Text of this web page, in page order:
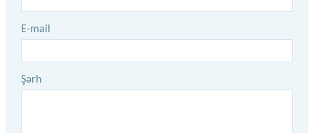
E-mail
Şərh